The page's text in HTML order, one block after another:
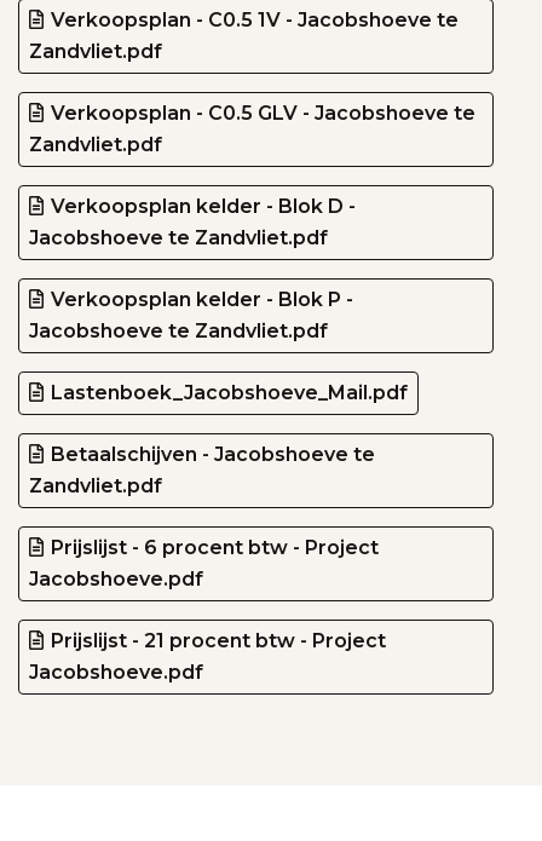
Verkoopsplan - C0.5 1V - Jacobshoeve te
Zandvliet.pdf
Verkoopsplan - C0.5 GLV - Jacobshoeve te
Zandvliet.pdf
Verkoopsplan kelder - Blok D -
Jacobshoeve te Zandvliet.pdf
Verkoopsplan kelder - Blok P -
Jacobshoeve te Zandvliet.pdf
Lastenboek_Jacobshoeve_Mail.pdf
Betaalschijven - Jacobshoeve te
Zandvliet.pdf
Prijslijst - 6 procent btw - Project
Jacobshoeve.pdf
Prijslijst - 21 procent btw - Project
Jacobshoeve.pdf